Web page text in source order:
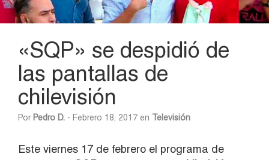
«SQP» se despidió de
las pantallas de
chilevisión
Por Pedro D. - Febrero 18, 2017 en Televisión
Este viernes 17 de febrero el programa de